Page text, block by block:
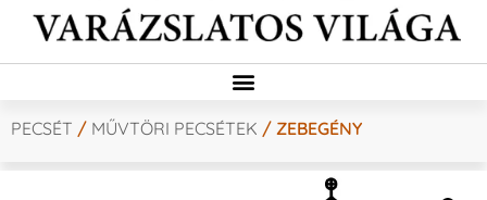
PECSÉT / MŰVTÖRI PECSÉTEK / ZEBEGÉNY